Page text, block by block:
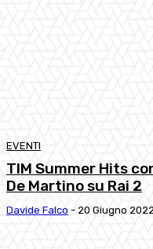
EVENTI
TIM Summer Hits
De Martino su Rai 2
Davide Falco - 20 Giugno 2022